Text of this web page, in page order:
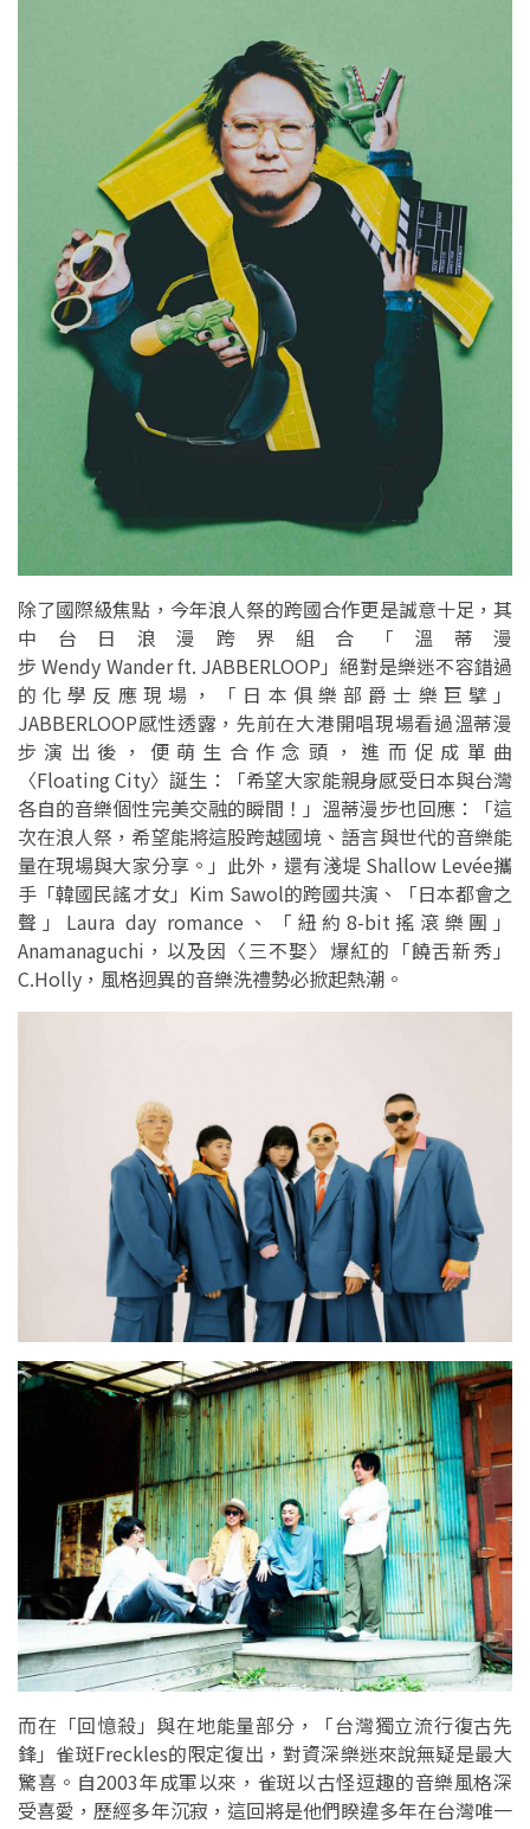
除了國際級焦點，今年浪人祭的跨國合作更是誠意十足，其
中台日浪漫跨界組合「溫蒂漫
步 Wendy Wander ft. JABBERLOOP」絕對是樂迷不容錯過
的化學反應現場，「日本俱樂部爵士樂巨擘」
JABBERLOOP感性透露，先前在大港開唱現場看過溫蒂漫
步演出後，便萌生合作念頭，進而促成單曲
〈Floating City〉誕生：「希望大家能親身感受日本與台灣
各自的音樂個性完美交融的瞬間！」溫蒂漫步也回應：「這
次在浪人祭，希望能將這股跨越國境、語言與世代的音樂能
量在現場與大家分享。」此外，還有淺堤 Shallow Levée攜
手「韓國民謠才女」Kim Sawol的跨國共演、「日本都會之
聲」Laura day romance、「紐約8-bit搖滾樂團」
Anamanaguchi，以及因〈三不娶〉爆紅的「饒舌新秀」
C.Holly，風格迥異的音樂洗禮勢必掀起熱潮。
而在「回憶殺」與在地能量部分，「台灣獨立流行復古先
鋒」雀斑Freckles的限定復出，對資深樂迷來說無疑是最大
驚喜。自2003年成軍以來，雀斑以古怪逗趣的音樂風格深
受喜愛，歷經多年沉寂，這回將是他們睽違多年在台灣唯一